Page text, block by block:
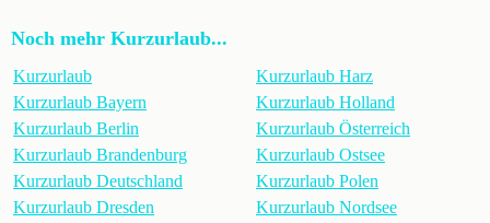
Noch mehr Kurzurlaub...
Kurzurlaub
Kurzurlaub Bayern
Kurzurlaub Berlin
Kurzurlaub Brandenburg
Kurzurlaub Deutschland
Kurzurlaub Dresden
Kurzurlaub Harz
Kurzurlaub Holland
Kurzurlaub Österreich
Kurzurlaub Ostsee
Kurzurlaub Polen
Kurzurlaub Nordsee